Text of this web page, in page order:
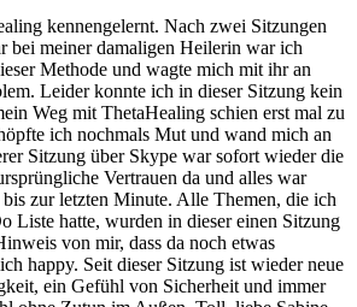
kennengelernt. Nach zwei Sitzungen
bei meiner damaligen Heilerin war ich
Methode und wagte mich mit ihr an
Leider konnte ich in dieser Sitzung kein
Weg mit ThetaHealing schien erst mal zu
ich nochmals Mut und wand mich an
Sitzung über Skype war sofort wieder die
Vertrauen da und alles war
zur letzten Minute. Alle Themen, die ich
Liste hatte, wurden in dieser einen Sitzung
von mir, dass da noch etwas
happy. Seit dieser Sitzung ist wieder neue
ein Gefühl von Sicherheit und immer